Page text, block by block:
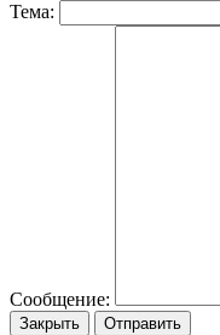
Тема:
Сообщение:
Закрыть Отправить